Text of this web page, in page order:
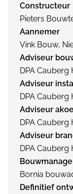
Constructeur
Pieters
Aannemer
Vink Bouw,
Adviseur
DPA
Adviseur
DPA
Adviseur
DPA
Adviseur
DPA
Bornia
Definitief